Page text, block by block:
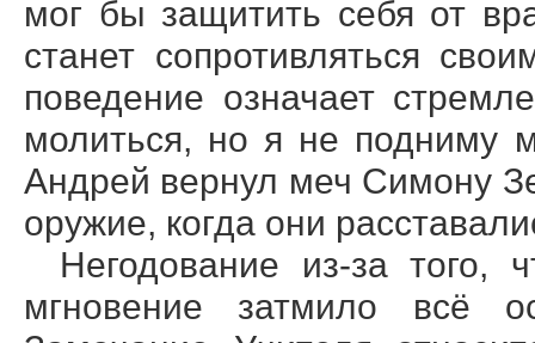
мог бы защитить себя от
станет сопротивляться
поведение означает
молиться, но я не подниму
Андрей вернул меч Симону
оружие, когда они
Негодование из-за того,
мгновение затмило всё